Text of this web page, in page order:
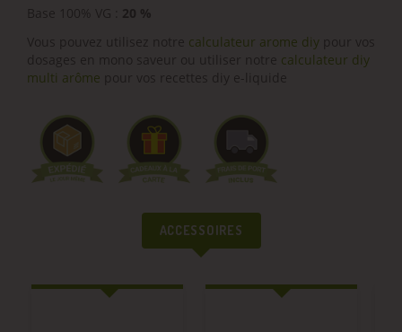
Base 100% VG : 20 %
Vous pouvez utilisez notre calculateur arome diy pour vos
dosages en mono saveur ou utiliser notre calculateur diy
multi arôme pour vos recettes diy e-liquide
ACCESSOIRES